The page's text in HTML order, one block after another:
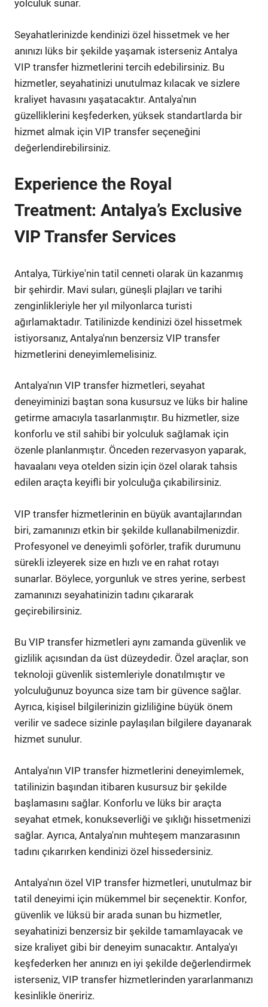
yolculuk sunar.
Seyahatlerinizde kendinizi özel hissetmek ve her
anınızı lüks bir şekilde yaşamak isterseniz Antalya
VIP transfer hizmetlerini tercih edebilirsiniz. Bu
hizmetler, seyahatinizi unutulmaz kılacak ve sizlere
kraliyet havasını yaşatacaktır. Antalya'nın
güzelliklerini keşfederken, yüksek standartlarda bir
hizmet almak için VIP transfer seçeneğini
değerlendirebilirsiniz.
Experience the Royal
Treatment: Antalya’s Exclusive
VIP Transfer Services
Antalya, Türkiye'nin tatil cenneti olarak ün kazanmış
bir şehirdir. Mavi suları, güneşli plajları ve tarihi
zenginlikleriyle her yıl milyonlarca turisti
ağırlamaktadır. Tatilinizde kendinizi özel hissetmek
istiyorsanız, Antalya'nın benzersiz VIP transfer
hizmetlerini deneyimlemelisiniz.
Antalya'nın VIP transfer hizmetleri, seyahat
deneyiminizi baştan sona kusursuz ve lüks bir haline
getirme amacıyla tasarlanmıştır. Bu hizmetler, size
konforlu ve stil sahibi bir yolculuk sağlamak için
özenle planlanmıştır. Önceden rezervasyon yaparak,
havaalanı veya otelden sizin için özel olarak tahsis
edilen araçta keyifli bir yolculuğa çıkabilirsiniz.
VIP transfer hizmetlerinin en büyük avantajlarından
biri, zamanınızı etkin bir şekilde kullanabilmenizdir.
Profesyonel ve deneyimli şoförler, trafik durumunu
sürekli izleyerek size en hızlı ve en rahat rotayı
sunarlar. Böylece, yorgunluk ve stres yerine, serbest
zamanınızı seyahatinizin tadını çıkararak
geçirebilirsiniz.
Bu VIP transfer hizmetleri aynı zamanda güvenlik ve
gizlilik açısından da üst düzeydedir. Özel araçlar, son
teknoloji güvenlik sistemleriyle donatılmıştır ve
yolculuğunuz boyunca size tam bir güvence sağlar.
Ayrıca, kişisel bilgilerinizin gizliliğine büyük önem
verilir ve sadece sizinle paylaşılan bilgilere dayanarak
hizmet sunulur.
Antalya'nın VIP transfer hizmetlerini deneyimlemek,
tatilinizin başından itibaren kusursuz bir şekilde
başlamasını sağlar. Konforlu ve lüks bir araçta
seyahat etmek, konukseverliği ve şıklığı hissetmenizi
sağlar. Ayrıca, Antalya'nın muhteşem manzarasının
tadını çıkarırken kendinizi özel hissedersiniz.
Antalya'nın özel VIP transfer hizmetleri, unutulmaz bir
tatil deneyimi için mükemmel bir seçenektir. Konfor,
güvenlik ve lüksü bir arada sunan bu hizmetler,
seyahatinizi benzersiz bir şekilde tamamlayacak ve
size kraliyet gibi bir deneyim sunacaktır. Antalya'yı
keşfederken her anınızı en iyi şekilde değerlendirmek
isterseniz, VIP transfer hizmetlerinden yararlanmanızı
kesinlikle öneririz.